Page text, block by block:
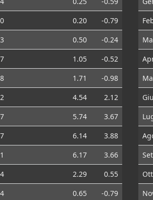
0.20
-0.79
0.50
-0.24
1.05
-0.52
1.71
-0.98
4.54
2.12
5.74
3.67
6.14
3.88
6.17
3.66
2.29
0.55
0.65 -0.79
Giu
Set
Ott